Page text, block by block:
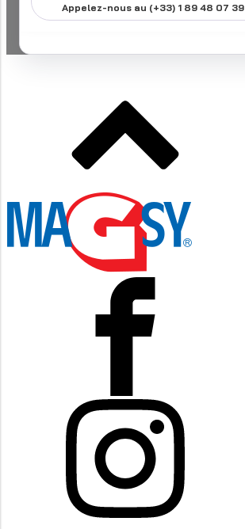
Appelez-nous au (+33) 1 89 48 07 39